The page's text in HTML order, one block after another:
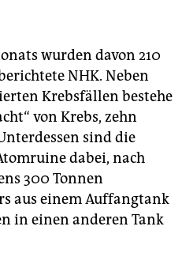
wurden davon 210
NHK. Neben
Krebsfällen bestehe
von Krebs, zehn
sind die
dabei, nach
300 Tonnen
aus einem Auffangtank
in einen anderen Tank